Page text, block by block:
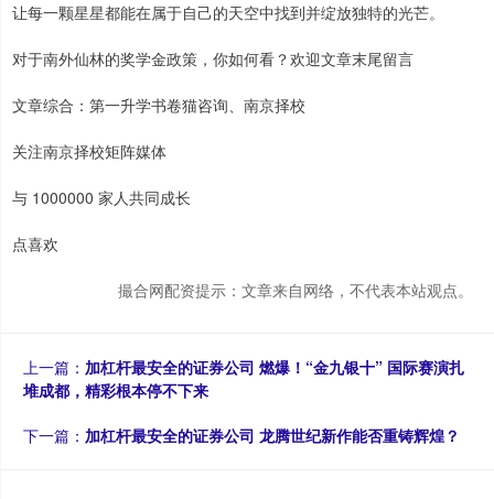
让每一颗星星都能在属于自己的天空中找到并绽放独特的光芒。
对于南外仙林的奖学金政策，你如何看？欢迎文章末尾留言
文章综合：第一升学书卷猫咨询、南京择校
关注南京择校矩阵媒体
与 1000000 家人共同成长
点喜欢
撮合网配资提示：文章来自网络，不代表本站观点。
上一篇： 加杠杆最安全的证券公司 燃爆！“金九银十” 国际赛演扎
堆成都，精彩根本停不下来
下一篇： 加杠杆最安全的证券公司 龙腾世纪新作能否重铸辉煌？